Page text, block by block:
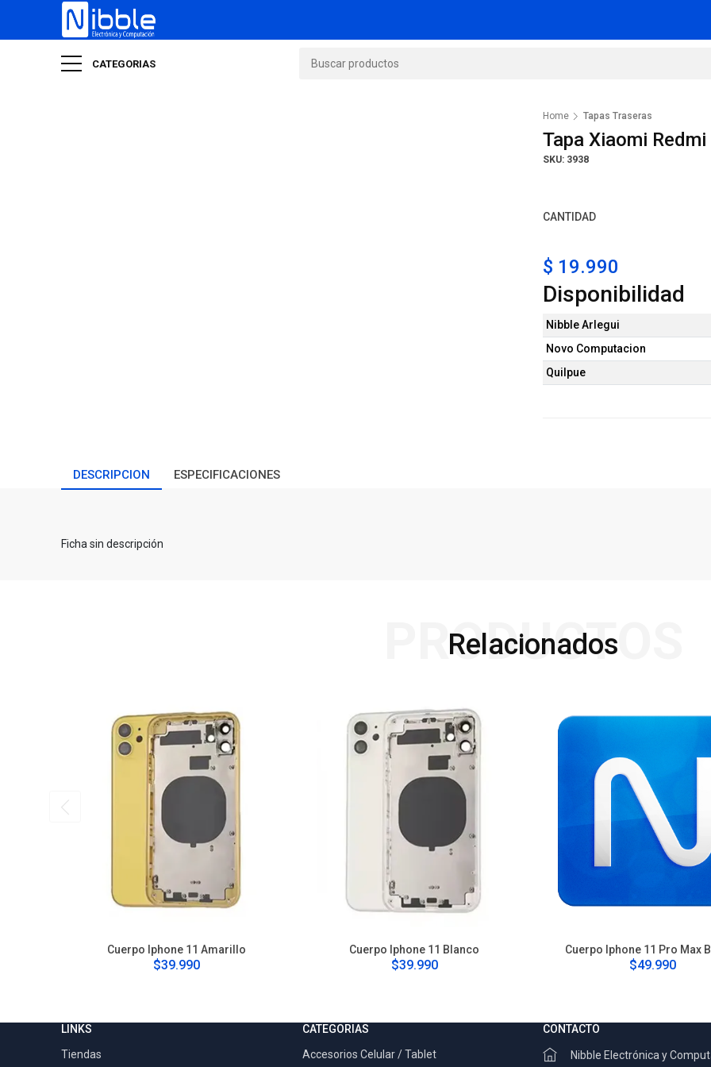
CATEGORIAS
Home Tapas Traseras
Tapa Xiaomi
SKU: 3938
CANTIDAD
$ 19.990
Disponibilidad
Nibble Arlegui
Novo Computacion
Quilpue
DESCRIPCION ESPECIFICACIONES
Ficha sin descripción
Relacionados
PRODUCTOS
Cuerpo Iphone 11 Amarillo
$39.990
Cuerpo Iphone 11 Blanco
$39.990
Cuerpo Iphone 11 Pro Max
$49.990
LINKS
Tiendas
CATEGORIAS
Accesorios Celular / Tablet
CONTACTO
Nibble Electrónica y